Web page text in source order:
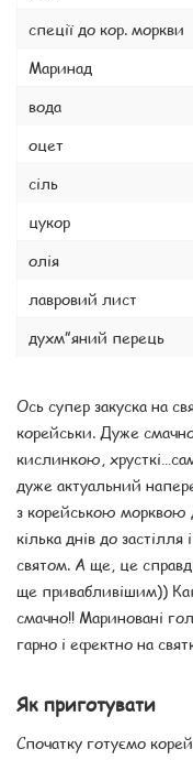
спеції до кор. моркви
Маринад
вода
оцет
сіль
цукор
олія
лавровий лист
духм”яний перець
Ось супер закуска на
корейськи. Дуже
кислинкою,
дуже актуальний
з корейською морквою
кілька днів до
святом. А ще, це
ще привабливішим))
смачно!! Мариновані
гарно і ефектно на
Як приготувати
Спочатку готуємо